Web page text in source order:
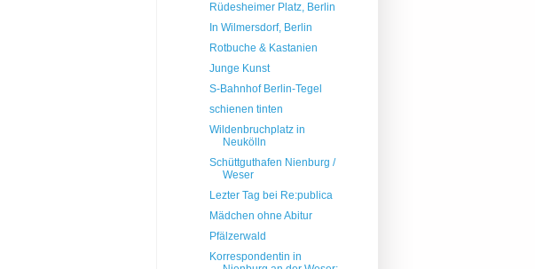
Rüdesheimer Platz, Berlin
In Wilmersdorf, Berlin
Rotbuche & Kastanien
Junge Kunst
S-Bahnhof Berlin-Tegel
schienen tinten
Wildenbruchplatz in
Neukölln
Schüttguthafen Nienburg /
Weser
Lezter Tag bei Re:publica
Mädchen ohne Abitur
Pfälzerwald
Korrespondentin in